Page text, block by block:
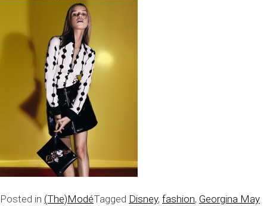
Posted in (The)ModéTagged Disney, fashion, Georgina May